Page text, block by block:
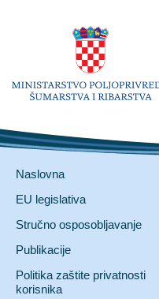
Naslovna
EU legislativa
Stručno osposobljavanje
Publikacije
Politika zaštite privatnosti
korisnika